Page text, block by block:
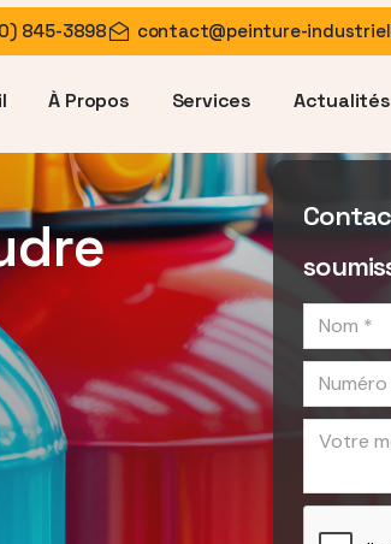
845-3898 contact@peinture-
À Propos Services Actualités
service
name
phone
message